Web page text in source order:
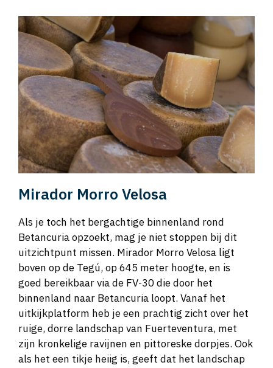
Mirador Morro Velosa
Als je toch het bergachtige binnenland rond
Betancuria opzoekt, mag je niet stoppen bij dit
uitzichtpunt missen. Mirador Morro Velosa ligt
boven op de Tegú, op 645 meter hoogte, en is
goed bereikbaar via de FV-30 die door het
binnenland naar Betancuria loopt. Vanaf het
uitkijkplatform heb je een prachtig zicht over het
ruige, dorre landschap van Fuerteventura, met
zijn kronkelige ravijnen en pittoreske dorpjes. Ook
als het een tikje heiig is, geeft dat het landschap